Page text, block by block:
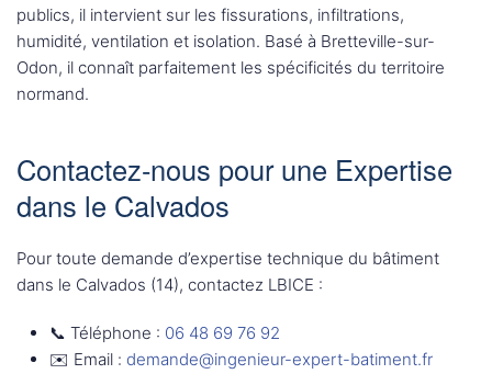
publics, il intervient sur les fissurations, infiltrations,
humidité, ventilation et isolation. Basé à Bretteville-sur-
Odon, il connaît parfaitement les spécificités du territoire
normand.
Contactez-nous pour une Expertise
dans le Calvados
Pour toute demande d’expertise technique du bâtiment
dans le Calvados (14), contactez LBICE :
📞 Téléphone : 06 48 69 76 92
✉️ Email : demande@ingenieur-expert-batiment.fr